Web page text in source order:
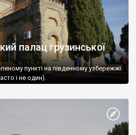
палац грузинської
пункті на південному узбережжі
і не один).